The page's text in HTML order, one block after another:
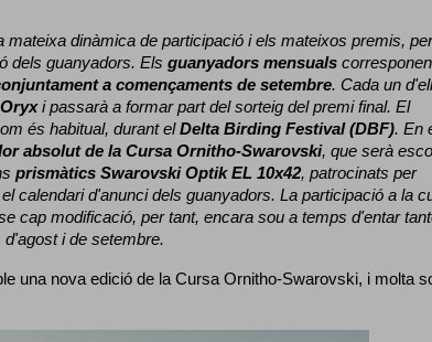
dinàmica de participació i els mateixos premis,
dels guanyadors. Els guanyadors mensuals
a començaments de setembre. Cada un
i passarà a formar part del sorteig del premi final.
El
és habitual, durant el Delta Birding Festival (DBF). En
absolut de la Cursa Ornitho-Swarovski, que serà
prismàtics Swarovski Optik EL 10x42, patrocinats per
calendari d'anunci dels guanyadors. La participació a la
cap modificació, per tant, encara sou a temps d'entar
i de setembre.
una nova edició de la Cursa Ornitho-Swarovski, i molta